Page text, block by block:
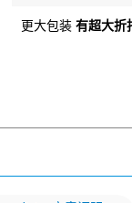
更大包装 有超大折